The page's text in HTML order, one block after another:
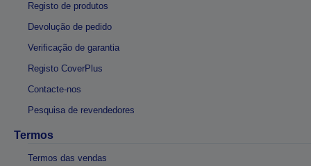
Registo de produtos
Devolução de pedido
Verificação de garantia
Registo CoverPlus
Contacte-nos
Pesquisa de revendedores
Termos
Termos das vendas